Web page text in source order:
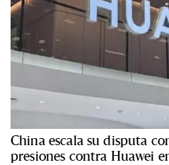
China escala su disputa
presiones contra Huawei